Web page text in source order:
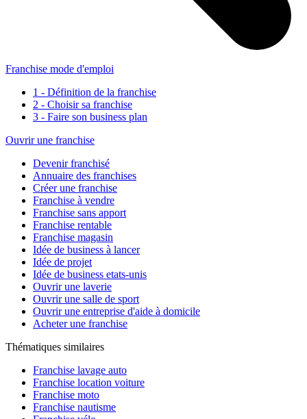
Franchise mode d'emploi
1 - Définition de la franchise
2 - Choisir sa franchise
3 - Faire son business plan
Ouvrir une franchise
Devenir franchisé
Annuaire des franchises
Créer une franchise
Franchise à vendre
Franchise sans apport
Franchise rentable
Franchise magasin
Idée de business à lancer
Idée de projet
Idée de business etats-unis
Ouvrir une laverie
Ouvrir une salle de sport
Ouvrir une entreprise d'aide à domicile
Acheter une franchise
Thématiques similaires
Franchise lavage auto
Franchise location voiture
Franchise moto
Franchise nautisme